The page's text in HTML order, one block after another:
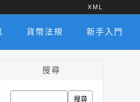
XML
貨幣法規 新手入門
搜尋